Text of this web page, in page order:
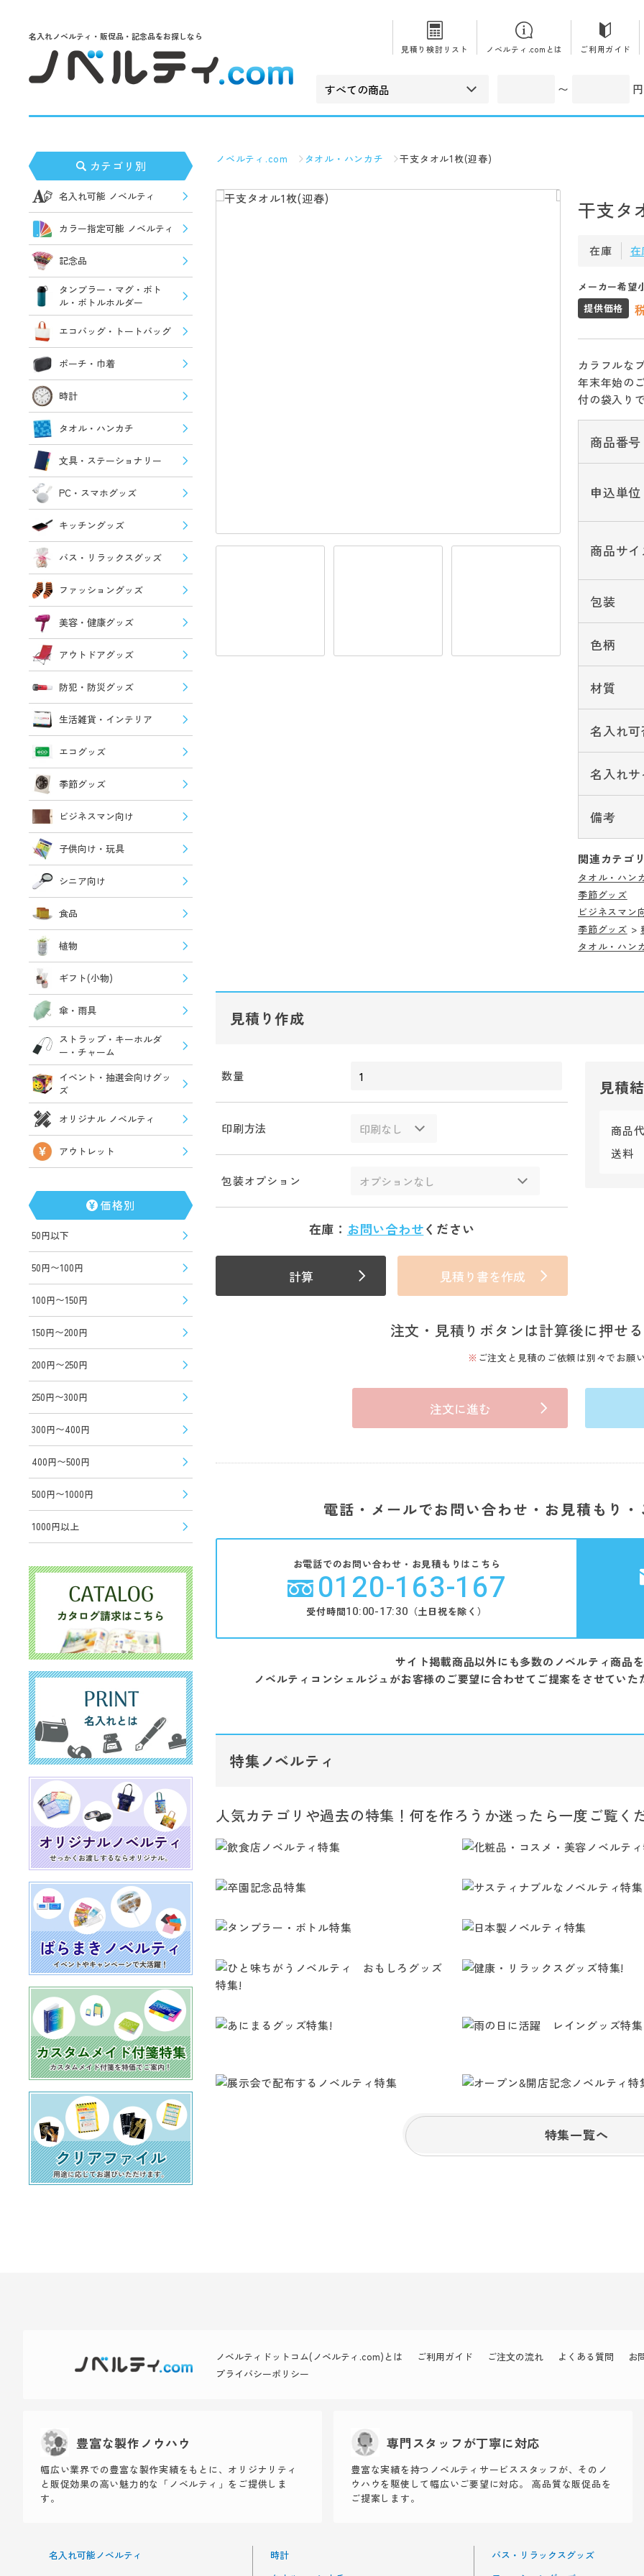
名入れノベルティ・販促品・記念品をお探しなら
見積り検討リスト
ノベルティ.comとは ご利用ガイド
〜 円
カテゴリ別
名入れ可能 ノベルティ
カラー指定可能 ノベルティ
記念品
タンブラー・マグ・ボト
ル・ボトルホルダー
エコバッグ・トートバッグ
ポーチ・巾着
時計
タオル・ハンカチ
文具・ステーショナリー
PC・スマホグッズ
キッチングッズ
バス・リラックスグッズ
ファッショングッズ
美容・健康グッズ
アウトドアグッズ
防犯・防災グッズ
生活雑貨・インテリア
エコグッズ
季節グッズ
ビジネスマン向け
子供向け・玩具
シニア向け
食品
植物
ギフト(小物)
傘・雨具
ストラップ・キーホルダ
ー・チャーム
イベント・抽選会向けグッ
ズ
オリジナル ノベルティ
アウトレット
価格別
50円以下
50円〜100円
100円〜150円
150円〜200円
200円〜250円
250円〜300円
300円〜400円
400円〜500円
500円〜1000円
1000円以上
ノベルティ.com タオル・ハンカチ 干支タオル1枚(迎春)
干支タ
在庫 在
メーカー希望
提供価格
カラフルな
年末年始の
付の袋入りで
商品番号
申込単位
商品サ
包装
色柄
材質
名入れ可
名入れ
備考
関連カテゴ
タオル・ハン
季節グッズ
ビジネスマン
季節グッズ >
タオル・ハン
見積り作成
数量
印刷方法
包装オプション
在庫： お問い合わせください
計算 見積り書を作成
見積
商品代
送料
注文・見積りボタンは計算後に押せる
ご注文と見積のご依頼は別々でお願
注文に進む
電話・メールでお問い合わせ・お見積もり・
お電話でのお問い合わせ・お見積もりはこちら
0120-163-167
受付時間10:00-17:30 （土日祝を除く）
サイト掲載商品以外にも多数のノベルティ商品
ノベルティコンシェルジュがお客様のご要望に合わせてご提案をさせていた
特集ノベルティ
人気カテゴリや過去の特集！何を作ろうか迷ったら一度ご覧く
特集一覧へ
ノベルティドットコム(ノベルティ.com)とは ご利用ガイド ご注文の流れ よくある質問 お
プライバシーポリシー
豊富な製作ノウハウ
幅広い業界での豊富な製作実績をもとに、オリジナリティ
と販促効果の高い魅力的な「ノベルティ」をご提供しま
す。
専門スタッフが丁寧に対応
豊富な実績を持つノベルティサービススタッフが、そのノ
ウハウを駆使して幅広いご要望に対応。 高品質な販促品を
ご提案します。
名入れ可能ノベルティ
時計
バス・リラックスグッズ